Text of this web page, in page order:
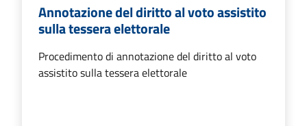
Annotazione del diritto al voto assistito
sulla tessera elettorale
Procedimento di annotazione del diritto al voto
assistito sulla tessera elettorale